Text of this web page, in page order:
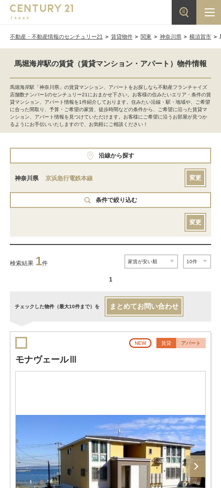
不動産・不動産情報のセンチュリー21 賃貸物件 関東 神奈川県 横須賀市
馬堀海岸駅の賃貸（賃貸マンション・アパート）物件情報
馬堀海岸駅「神奈川県」の賃貸マンション、アパートをお探しなら不動産フランチャイズ
店舗数ナンバー1のセンチュリー21におまかせ下さい。お客様の住みたいエリア・条件の賃
貸マンション、アパート情報を1件紹介しております。住みたい沿線・駅・地域や、ご希望
に合った間取り、予算・ご希望の家賃、徒歩時間などの条件から、ご希望に沿った賃貸マ
ンション、アパート情報を見つけていただけます。お客様にご希望に沿うお部屋が見つか
るようにお手伝いいたしますので、お気軽にご相談ください！
沿線から探す
神奈川県 京浜急行電鉄本線 変更
条件で絞り込む
変更
検索結果 1件
1
チェックした物件（最大10件まで）を まとめてお問い合わせ
NEW 賃貸 アパート
モナヴェールⅢ